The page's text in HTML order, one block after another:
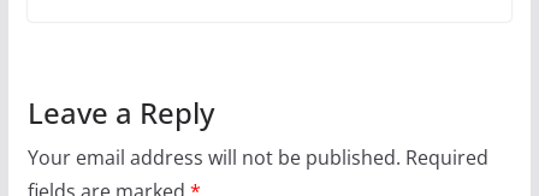
Leave a Reply
Your email address will not be published. Required